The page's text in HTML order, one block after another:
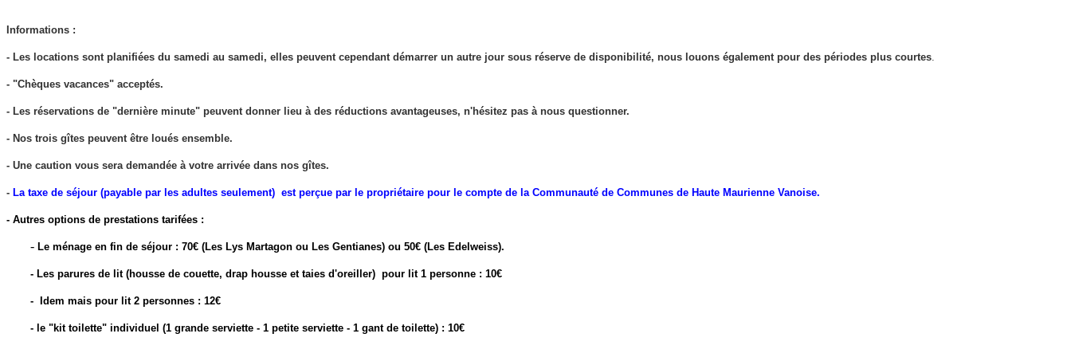
Informations :
- Les locations sont planifiées du samedi au samedi, elles peuvent cependant démarrer un autre jour sous réserve de disponibilité, nous louons également pour des périodes plus courtes
- "Chèques vacances" acceptés.
- Les réservations de "dernière minute" peuvent donner lieu à des réductions avantageuses, n'hésitez pas à nous questionner.
- Nos trois gîtes peuvent être loués ensemble.
- Une caution vous sera demandée à votre arrivée dans nos gîtes.
- La taxe de séjour (payable par les adultes seulement) est perçue par le propriétaire pour le compte de la Communauté de Communes de Haute Maurienne Vanoise.
- Autres options de prestations tarifées :
- Le ménage en fin de séjour : 70€ (Les Lys Martagon ou Les Gentianes) ou 50€ (Les Edelweiss).
- Les parures de lit (housse de couette, drap housse et taies d'oreiller) pour lit 1 personne : 10€
- Idem mais pour lit 2 personnes : 12€
- le "kit toilette" individuel (1 grande serviette - 1 petite serviette - 1 gant de toilette) : 10€